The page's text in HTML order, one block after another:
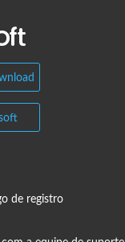
de registro